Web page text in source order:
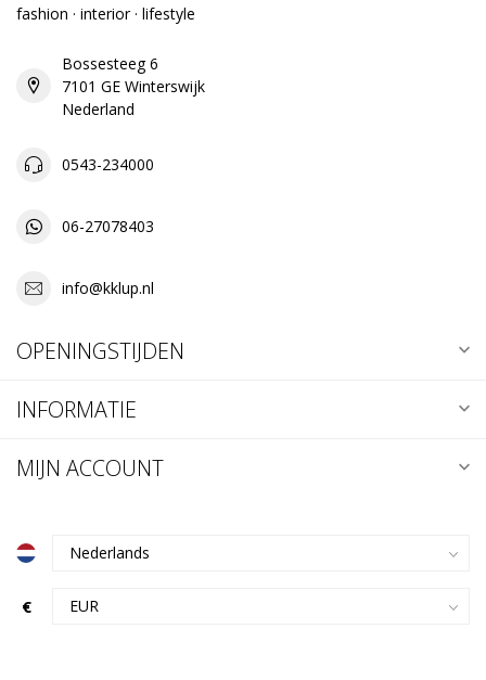
fashion · interior · lifestyle
Bossesteeg 6
7101 GE Winterswijk
Nederland
0543-234000
06-27078403
info@kklup.nl
OPENINGSTIJDEN
INFORMATIE
MIJN ACCOUNT
€